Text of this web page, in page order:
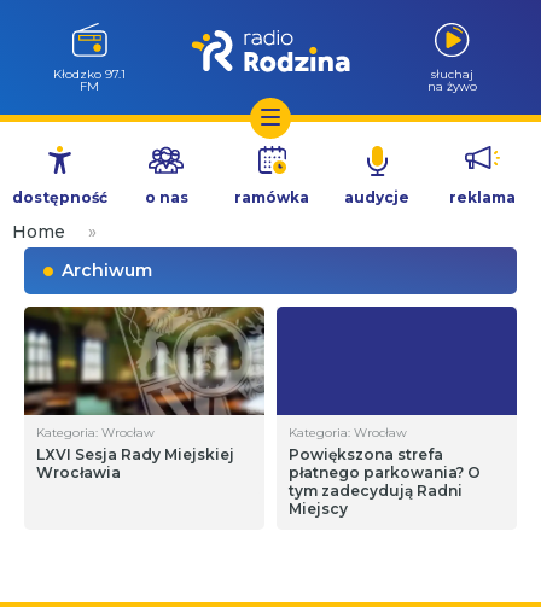
Przejdź
treści
Wołów 99.6
FM
słuchaj
na żywo
dostępność o nas ramówka audycje reklama
Home
»
Archiwum
Kategoria: Wrocław
LXVI Sesja Rady Miejskiej
Wrocławia
Kategoria: Wrocław
Powiększona strefa
płatnego parkowania? O
tym zadecydują Radni
Miejscy